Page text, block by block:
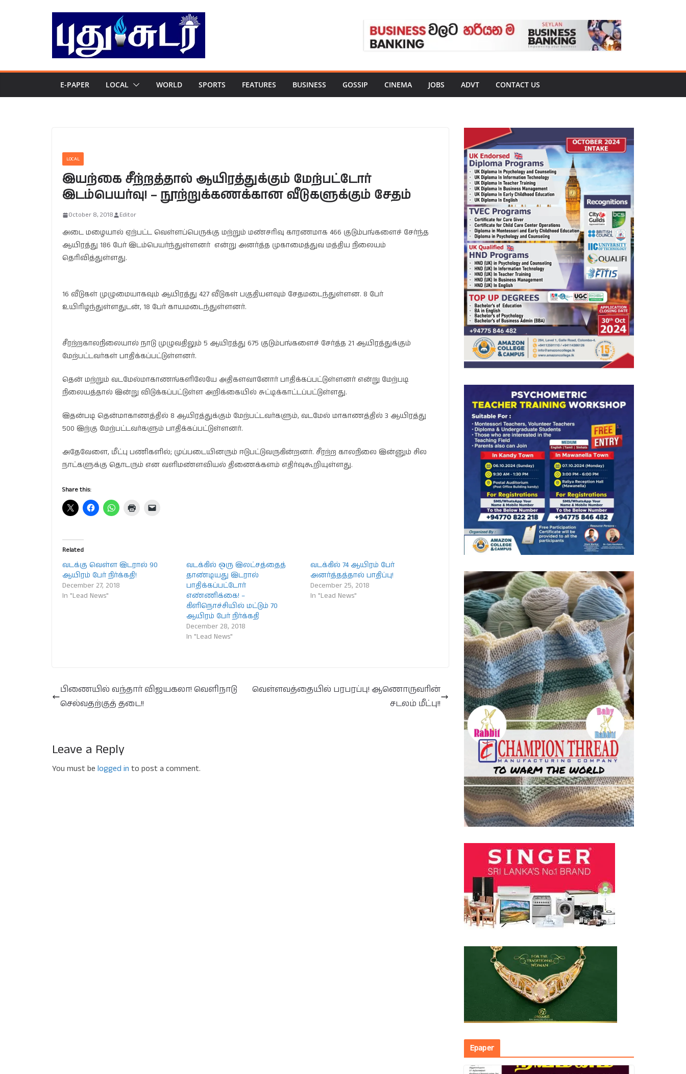
E-PAPER LOCAL WORLD SPORTS FEATURES BUSINESS GOSSIP CINEMA JOBS ADVT CONTACT US
LOCAL
இயற்கை சீற்றத்தால் ஆயிரத்துக்கும் மேற்பட்டோர்
இடம்பெயர்வு! – நூற்றுக்கணக்கான வீடுகளுக்கும் சேதம்
October 8, 2018 Editor
அடை மழையால் ஏற்பட்ட வெள்ளப்பெருக்கு மற்றும் மண்சரிவு காரணமாக 466 குடும்பங்களைச் சேர்ந்த
ஆயிரத்து 186 பேர் இடம்பெயர்ந்துள்ளனர் என்று அனர்த்த முகாமைத்துவ மத்திய நிலையம்
தெரிவித்துள்ளது.
16 வீடுகள் முழுமையாகவும் ஆயிரத்து 427 வீடுகள் பகுதியளவும் சேதமடைந்துள்ளன. 8 பேர்
உயிரிழந்துள்ளதுடன், 18 பேர் காயமடைந்துள்ளனர்.
சீரற்றகாலநிலையால் நாடு முழுவதிலும் 5 ஆயிரத்து 675 குடும்பங்களைச் சேர்த்த 21 ஆயிரத்துக்கும்
மேற்பட்டவர்கள் பாதிக்கப்பட்டுள்ளனர்.
தென் மற்றும் வடமேல்மாகாணங்களிலேயே அதிகளவானோர் பாதிக்கப்பட்டுள்ளனர் என்று மேற்படி
நிலையத்தால் இன்று விடுக்கப்பட்டுள்ள அறிக்கையில் சுட்டிக்காட்டப்பட்டுள்ளது.
இதன்படி தென்மாகாணத்தில் 8 ஆயிரத்துக்கும் மேற்பட்டவர்களும், வடமேல் மாகாணத்தில் 3 ஆயிரத்து
500 இற்கு மேற்பட்டவர்களும் பாதிக்கப்பட்டுள்ளனர்.
அதேவேளை, மீட்பு பணிகளில்; முப்படையினரும் ஈடுபட்டுவருகின்றனர். சீரற்ற காலநிலை இன்னும் சில
நாட்களுக்கு தொடரும் என வளிமண்ளவியல் திணைக்களம் எதிர்வுகூறியுள்ளது.
Share this:
Related
வடக்கு வெள்ள இடரால் 90
ஆயிரம் பேர் நிர்க்கதி!
December 27, 2018
In "Lead News"
வடக்கில் ஒரு இலட்சத்தைத்
தாண்டியது இடரால்
பாதிக்கப்பட்டோர்
எண்ணிக்கை! –
கிளிநொச்சியில் மட்டும் 70
ஆயிரம் பேர் நிர்க்கதி
December 28, 2018
In "Lead News"
வடக்கில் 74 ஆயிரம் பேர்
அனர்த்தத்தால் பாதிப்பு!
December 25, 2018
In "Lead News"
பிணையில் வந்தார் விஜயகலா! வெளிநாடு
செல்வதற்குத் தடை!!
வௌ்ளவத்தையில் பரபரப்பு! ஆணொருவரின்
சடலம் மீட்பு!!
Leave a Reply
You must be logged in to post a comment.
Epaper